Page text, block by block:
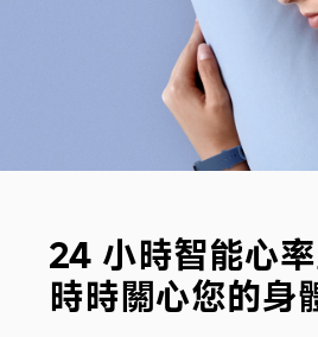
24 小時智能心
時時關心您的身